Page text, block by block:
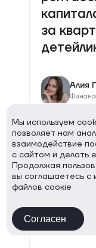
за
Алия
Мы используем
позволяет нам
взаимодействие
с сайтом и делать
Продолжая
вы соглашаетесь с
файлов соокіе
Согласен